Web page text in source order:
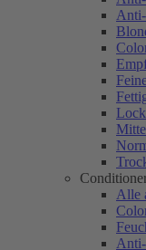
Alle